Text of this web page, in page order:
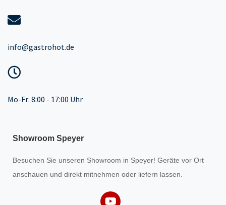
info@gastrohot.de
Mo-Fr: 8:00 - 17:00 Uhr
Showroom Speyer
Besuchen Sie unseren Showroom in Speyer! Geräte vor Ort
anschauen und direkt mitnehmen oder liefern lassen.